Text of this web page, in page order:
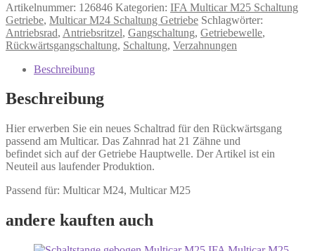
Artikelnummer: 126846 Kategorien: IFA Multicar M25 Schaltung
Getriebe, Multicar M24 Schaltung Getriebe Schlagwörter:
Antriebsrad, Antriebsritzel, Gangschaltung, Getriebewelle,
Rückwärtsgangschaltung, Schaltung, Verzahnungen
Beschreibung
Beschreibung
Hier erwerben Sie ein neues Schaltrad für den Rückwärtsgang
passend am Multicar. Das Zahnrad hat 21 Zähne und
befindet sich auf der Getriebe Hauptwelle. Der Artikel ist ein
Neuteil aus laufender Produktion.
Passend für: Multicar M24, Multicar M25
andere kauften auch